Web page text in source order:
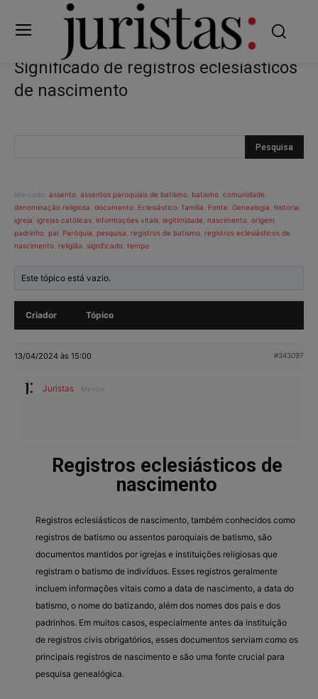
Significado de registros eclesiásticos
de nascimento
Marcado: assento assentos paroquiais de batismo batismo comunidade
denominação religiosa documento Eclesiástico família Fonte Genealogia história
igreja
igrejas católicas informações vitais legitimidade nascimento origem
padrinho pai Paróquia pesquisa registros de batismo registros eclesiásticos de
nascimento religião significado tempo
Este tópico está vazio.
Criador Tópico
13/04/2024 às 15:00 #343097
Juristas Mestre
Registros eclesiásticos de
nascimento
Registros eclesiásticos de nascimento, também conhecidos como
registros de batismo ou assentos paroquiais de batismo, são
documentos mantidos por igrejas e instituições religiosas que
registram o batismo de indivíduos. Esses registros geralmente
incluem informações vitais como a data de nascimento, a data do
batismo, o nome do batizando, além dos nomes dos pais e dos
padrinhos. Em muitos casos, especialmente antes da instituição
de registros civis obrigatórios, esses documentos serviam como os
principais registros de nascimento e são uma fonte crucial para
pesquisa genealógica.